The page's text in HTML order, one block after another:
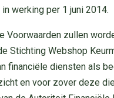
in werking per 1 juni 2014.
Voorwaarden zullen
Stichting Webshop
financiële diensten als
en voor zover deze